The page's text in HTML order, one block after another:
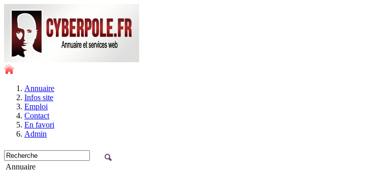
Annuaire
Infos site
Emploi
Contact
En favori
Admin
Annuaire